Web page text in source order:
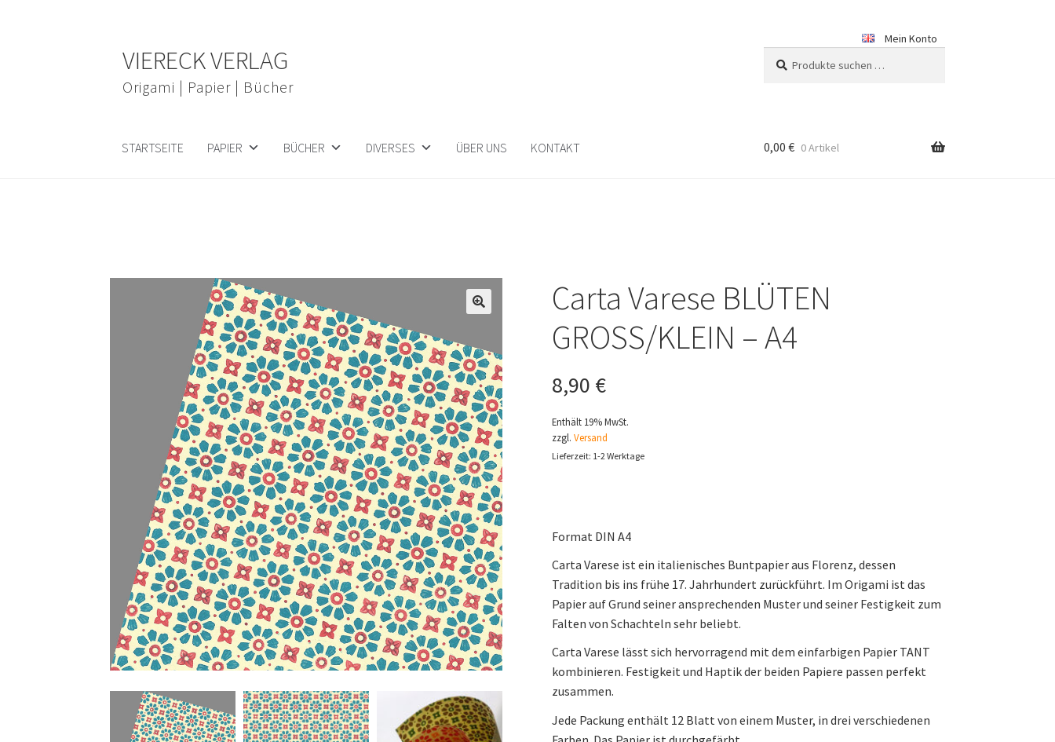
Navigation
springen
Inhalt
springen
VIERECK VERLAG
Origami | Papier | Bücher
Mein Konto
nach:
STARTSEITE PAPIER BÜCHER DIVERSES ÜBER UNS KONTAKT 0,00 € 0 Artikel
Carta Varese BLÜTEN
GROSS/KLEIN – A4
8,90 €
Enthält 19% MwSt.
zzgl. Versand
Lieferzeit: 1-2 Werktage
Format DIN A4
Carta Varese ist ein italienisches Buntpapier aus Florenz, dessen
Tradition bis ins frühe 17. Jahrhundert zurückführt. Im Origami ist das
Papier auf Grund seiner ansprechenden Muster und seiner Festigkeit zum
Falten von Schachteln sehr beliebt.
Carta Varese lässt sich hervorragend mit dem einfarbigen Papier TANT
kombinieren. Festigkeit und Haptik der beiden Papiere passen perfekt
zusammen.
Jede Packung enthält 12 Blatt von einem Muster, in drei verschiedenen